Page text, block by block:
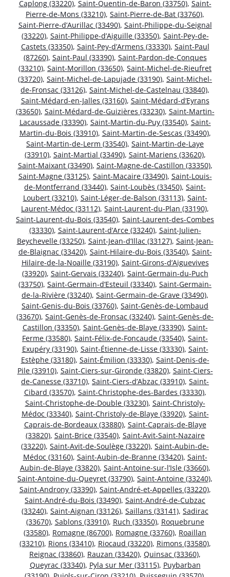
Caplong (33220), Saint-Quentin-de-Baron (33750), Saint-
Pierre-de-Mons (33210), Saint-Pierre-de-Bat (33760),
Saint-Pierre-d’Aurillac (33490), Saint-Philippe-du-Seignal
(33220), Saint-Philippe-d’Aiguille (33350), Saint-Pey-de-
Castets (33350), Saint-Pey-d’Armens (33330), Saint-Paul
(87260), Saint-Paul (33390), Saint-Pardon-de-Conques
(33210), Saint-Morillon (33650), Saint-Michel-de-Rieufret
(33720), Saint-Michel-de-Lapujade (33190), Saint-Michel-
de-Fronsac (33126), Saint-Michel-de-Castelnau (33840),
Saint-Médard-en-Jalles (33160), Saint-Médard-d’Eyrans
(33650), Saint-Médard-de-Guizières (33230), Saint-Martin-
Lacaussade (33390), Saint-Martin-du-Puy (33540), Saint-
Martin-du-Bois (33910), Saint-Martin-de-Sescas (33490),
Saint-Martin-de-Lerm (33540), Saint-Martin-de-Laye
(33910), Saint-Martial (33490), Saint-Mariens (33620),
Saint-Maixant (33490), Saint-Magne-de-Castillon (33350),
Saint-Magne (33125), Saint-Macaire (33490), Saint-Louis-
de-Montferrand (33440), Saint-Loubès (33450), Saint-
Loubert (33210), Saint-Léger-de-Balson (33113), Saint-
Laurent-Médoc (33112), Saint-Laurent-du-Plan (33190),
Saint-Laurent-du-Bois (33540), Saint-Laurent-des-Combes
(33330), Saint-Laurent-d’Arce (33240), Saint-Julien-
Beychevelle (33250), Saint-Jean-d’Illac (33127), Saint-Jean-
de-Blaignac (33420), Saint-Hilaire-du-Bois (33540), Saint-
Hilaire-de-la-Noaille (33190), Saint-Girons-d’Aiguevives
(33920), Saint-Gervais (33240), Saint-Germain-du-Puch
(33750), Saint-Germain-d’Esteuil (33340), Saint-Germain-
de-la-Rivière (33240), Saint-Germain-de-Grave (33490),
Saint-Genis-du-Bois (33760), Saint-Genès-de-Lombaud
(33670), Saint-Genès-de-Fronsac (33240), Saint-Genès-de-
Castillon (33350), Saint-Genès-de-Blaye (33390), Saint-
Ferme (33580), Saint-Félix-de-Foncaude (33540), Saint-
Exupéry (33190), Saint-Étienne-de-Lisse (33330), Saint-
Estèphe (33180), Saint-Émilion (33330), Saint-Denis-de-
Pile (33910), Saint-Ciers-sur-Gironde (33820), Saint-Ciers-
de-Canesse (33710), Saint-Ciers-d’Abzac (33910), Saint-
Cibard (33570), Saint-Christophe-des-Bardes (33330),
Saint-Christophe-de-Double (33230), Saint-Christoly-
Médoc (33340), Saint-Christoly-de-Blaye (33920), Saint-
Caprais-de-Bordeaux (33880), Saint-Caprais-de-Blaye
(33820), Saint-Brice (33540), Saint-Avit-Saint-Nazaire
(33220), Saint-Avit-de-Soulège (33220), Saint-Aubin-de-
Médoc (33160), Saint-Aubin-de-Branne (33420), Saint-
Aubin-de-Blaye (33820), Saint-Antoine-sur-l’Isle (33660),
Saint-Antoine-du-Queyret (33790), Saint-Antoine (33240),
Saint-Androny (33390), Saint-André-et-Appelles (33220),
Saint-André-du-Bois (33490), Saint-André-de-Cubzac
(33240), Saint-Aignan (33126), Saillans (33141), Sadirac
(33670), Sablons (33910), Ruch (33350), Roquebrune
(33580), Romagne (86700), Romagne (33760), Roaillan
(33210), Rions (33410), Riocaud (33220), Rimons (33580),
Reignac (33860), Rauzan (33420), Quinsac (33360),
Queyrac (33340), Pyla sur Mer (33115), Puybarban